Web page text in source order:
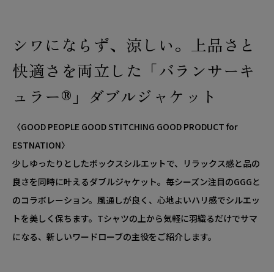
シワにならず、涼しい。上品さと
快適さを両立した「バランサーキ
ュラー®」ダブルジャケット
〈GOOD PEOPLE GOOD STITCHING GOOD PRODUCT for
ESTNATION〉
少しゆったりとしたボックスシルエットで、リラックス感と品の
良さを同時に叶えるダブルジャケット。毎シーズン注目のGGGと
のコラボレーション。風通しが良く、心地よいハリ感でシルエッ
トを美しく保ちます。Tシャツの上から気軽に羽織るだけでサマ
になる、新しいワードローブの主役をご紹介します。